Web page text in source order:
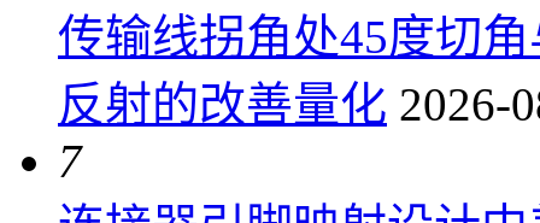
传输线拐角处45度切
反射的改善量化 2026-
7